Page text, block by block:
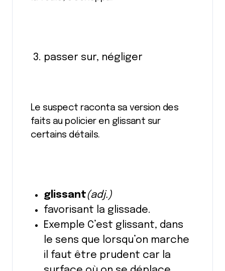
passer sur, négliger
Le suspect raconta sa version des
faits au policier en glissant sur
certains détails.
glissant(adj.)
favorisant la glissade.
Exemple C’est glissant, dans
le sens que lorsqu’on marche
il faut être prudent car la